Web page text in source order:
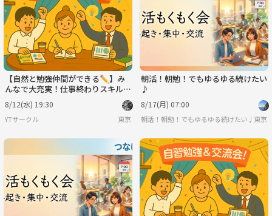
【自然と勉強仲間ができる✏️】み
んなで大充実！仕事終わりスキルア
ップ会！💻※IT関係者以外も大歓
迎！🔰
8/12(水) 19:30
YTサークル 東京
朝活！朝勉！でもゆるゆる続けたい
♪
8/17(月) 07:00
朝活！朝勉！でもゆるゆる続けたい♪ 東京